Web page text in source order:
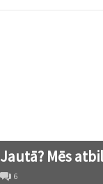
Jautā? Mēs
6